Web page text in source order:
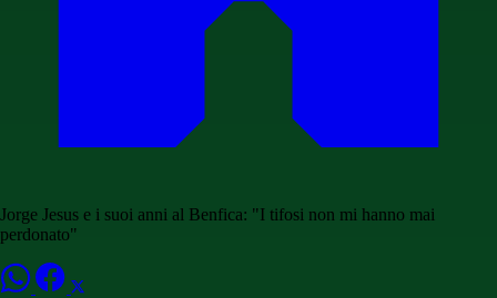
Jorge Jesus e i suoi anni al Benfica: "I tifosi non mi hanno mai
perdonato"